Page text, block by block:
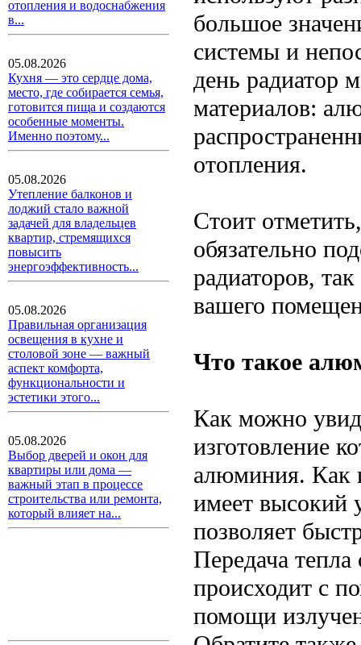
отопления и водоснабжения
в...
05.08.2026
Кухня — это сердце дома,
место, где собирается семья,
готовится пища и создаются
особенные моменты.
Именно поэтому...
05.08.2026
Утепление балконов и
лоджий стало важной
задачей для владельцев
квартир, стремящихся
повысить
энергоэффективность...
05.08.2026
Правильная организация
освещения в кухне и
столовой зоне — важный
аспект комфорта,
функциональности и
эстетики этого...
05.08.2026
Выбор дверей и окон для
квартиры или дома —
важный этап в процессе
строительства или ремонта,
который влияет на...
большое
системы и
день радиатор
материалов:
отопления.
Стоит
обязательно
радиаторов,
вашего
Что такое
Как можно
изготовление
алюминия. Как
имеет высокий
позволяет
Передача
происходит с
помощи